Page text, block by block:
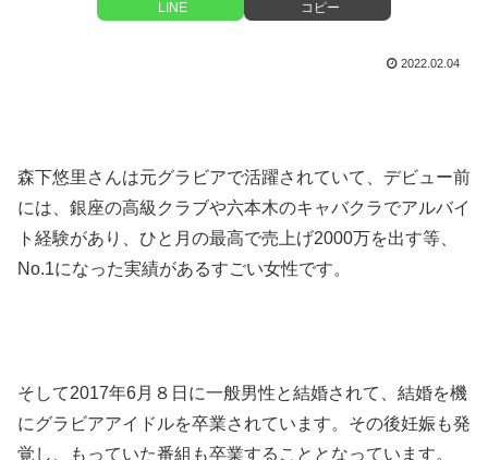
LINE コピー
2022.02.04
森下悠里さんは元グラビアで活躍されていて、デビュー前
には、銀座の高級クラブや六本木のキャバクラでアルバイ
ト経験があり、ひと月の最高で売上げ2000万を出す等、
No.1になった実績があるすごい女性です。
そして2017年6月８日に一般男性と結婚されて、結婚を機
にグラビアアイドルを卒業されています。その後妊娠も発
覚し、もっていた番組も卒業することとなっています。